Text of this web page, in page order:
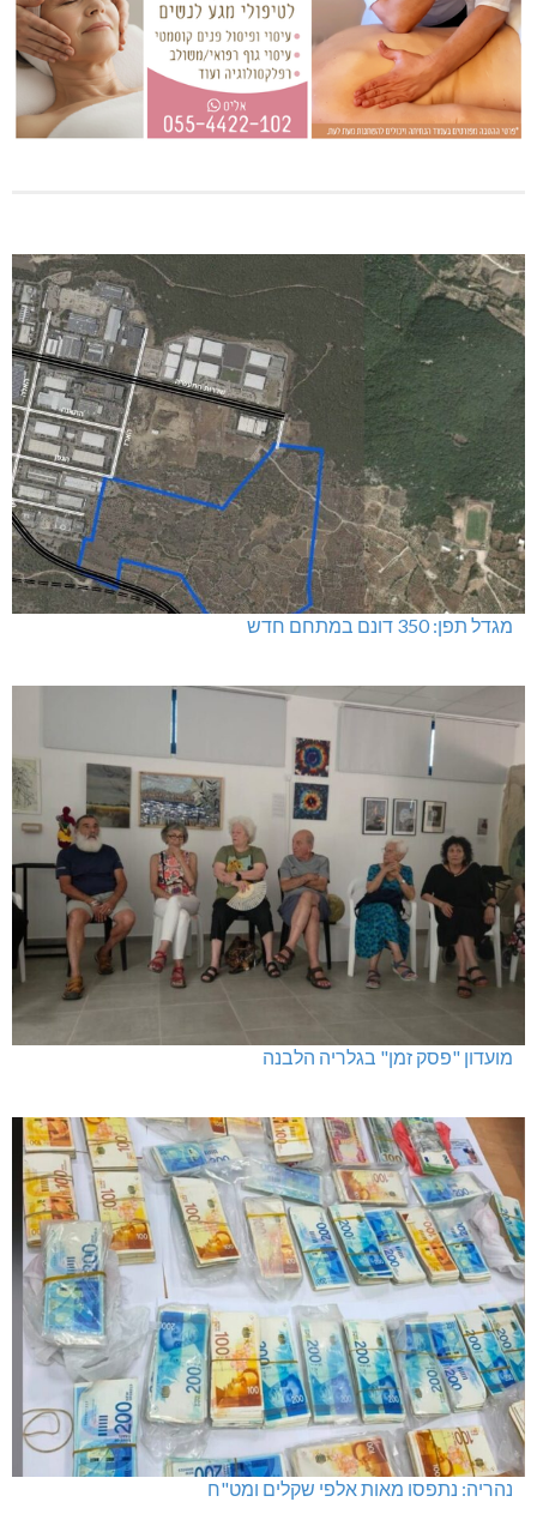
מגדל תפן: 350 דונם במתחם חדש
מועדון "פסק זמן" בגלריה הלבנה
נהריה: נתפסו מאות אלפי שקלים ומט"ח